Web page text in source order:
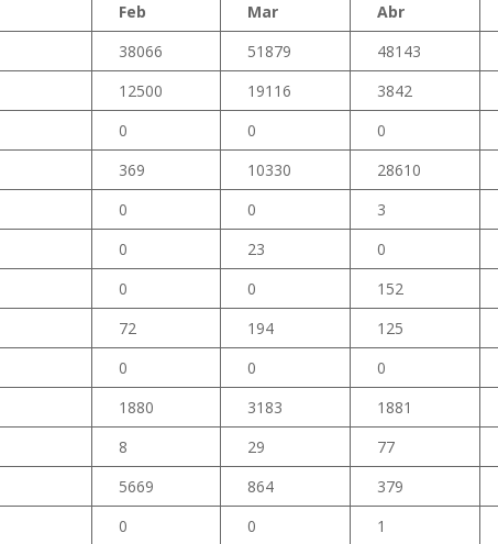
Feb Mar Abr
38066 51879 48143
12500 19116 3842
0 0 0
369 10330 28610
0 0 3
0 23 0
0 0 152
72 194 125
0 0 0
1880 3183 1881
8 29 77
5669 864 379
0 0 1